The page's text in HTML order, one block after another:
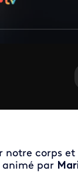
notre corps et
par